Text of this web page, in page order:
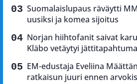
Suomalaislupaus räväytti
uusiksi ja komea sijoitus
Norjan hiihtofanit saivat
Kläbo vetäytyi
EM-edustaja Eveliina
ratkaisun juuri ennen